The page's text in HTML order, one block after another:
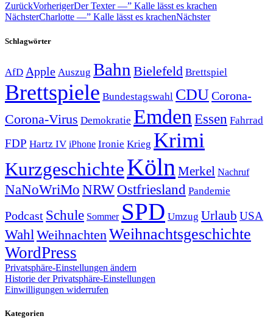
ZurückVorherigerDer Texter —” Kalle lässt es krachen
NächsterCharlotte —” Kalle lässt es krachenNächster
Schlagwörter
AfD Apple Auszug Bahn Bielefeld Brettspiel
Brettspiele Bundestagswahl CDUCorona-
Corona-Virus Demokratie Emden Essen Fahrrad
FDP Hartz IV iPhone Ironie Krieg Krimi
KurzgeschichteKöln Merkel Nachruf
NaNoWriMo NRWOstfriesland Pandemie
Podcast Schule Sommer SPD Umzug Urlaub USA
Wahl Weihnachten Weihnachtsgeschichte
WordPress
Privatsphäre-Einstellungen ändern
Historie der Privatsphäre-Einstellungen
Einwilligungen widerrufen
Kategorien